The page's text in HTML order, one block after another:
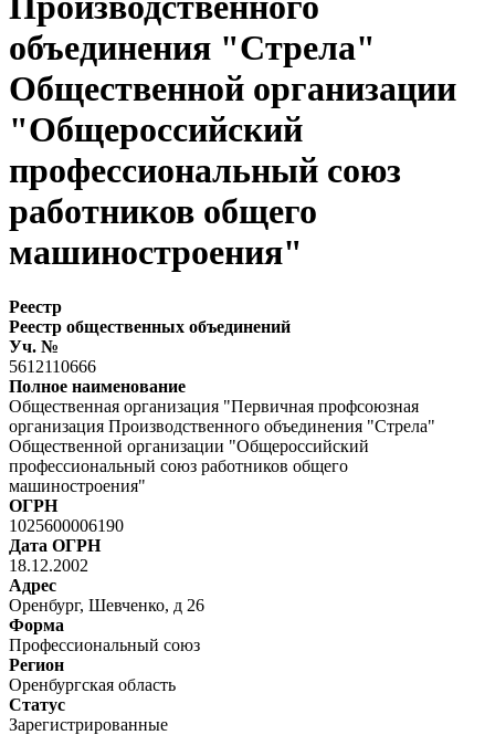
объединения "Стрела"
Общественной организации
"Общероссийский
профессиональный союз
работников общего
машиностроения"
Реестр
Реестр общественных объединений
Уч. №
5612110666
Полное наименование
Общественная организация "Первичная профсоюзная
организация Производственного объединения "Стрела"
Общественной организации "Общероссийский
профессиональный союз работников общего
машиностроения"
ОГРН
1025600006190
Дата ОГРН
18.12.2002
Адрес
Оренбург, Шевченко, д 26
Форма
Профессиональный союз
Регион
Оренбургская область
Статус
Зарегистрированные